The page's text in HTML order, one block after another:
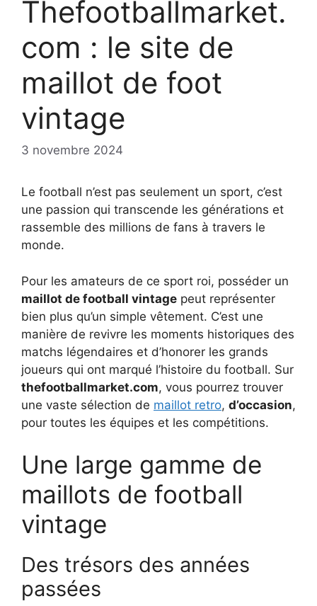
Thefootballmarket.
com : le site de
maillot de foot
vintage
3 novembre 2024
Le football n’est pas seulement un sport, c’est
une passion qui transcende les générations et
rassemble des millions de fans à travers le
monde.
Pour les amateurs de ce sport roi, posséder un
maillot de football vintage peut représenter
bien plus qu’un simple vêtement. C’est une
manière de revivre les moments historiques des
matchs légendaires et d’honorer les grands
joueurs qui ont marqué l’histoire du football. Sur
thefootballmarket.com, vous pourrez trouver
une vaste sélection de maillot retro, d’occasion,
pour toutes les équipes et les compétitions.
Une large gamme de
maillots de football
vintage
Des trésors des années
passées